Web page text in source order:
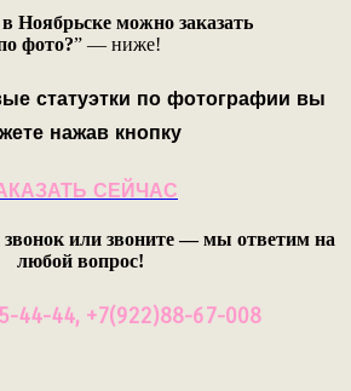
в Ноябрьскe можно заказать
фото?” — ниже!
статуэтки по фотографии вы
нажав кнопку
СЕЙЧАС
или звоните — мы ответим на
любой вопрос!
44-44, +7(922)88-67-008